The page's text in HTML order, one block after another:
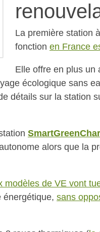
La première station à
fonction en France
Elle offre en plus un
écologique sans
détails sur la station
alors que la
modèles de VE vont
énergétique, sans